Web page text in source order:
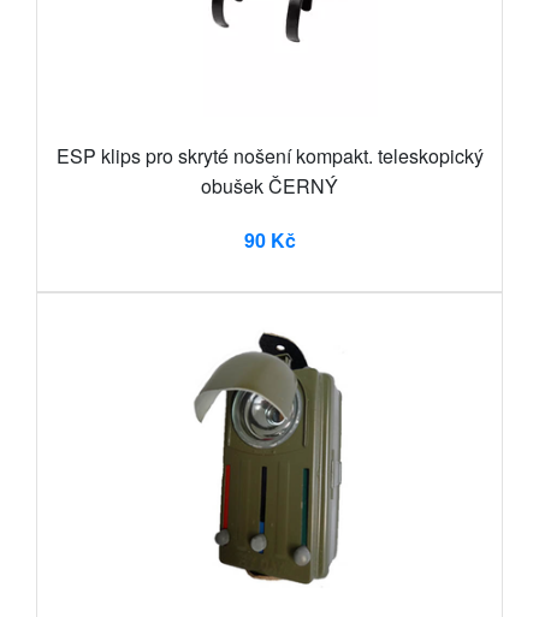
ESP klips pro skryté nošení kompakt. teleskopický
obušek ČERNÝ
90 Kč